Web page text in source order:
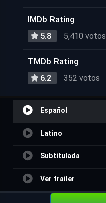
IMDb Rating
5.8 5,410 votos
TMDb Rating
6.2 352 votos
Español
Latino
Subtitulada
Ver trailer